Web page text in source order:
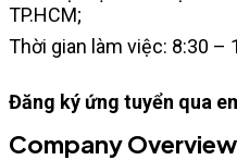
TP.HCM;
Thời gian làm việc: 8:30 –
Đăng ký ứng tuyển qua
Company Overview